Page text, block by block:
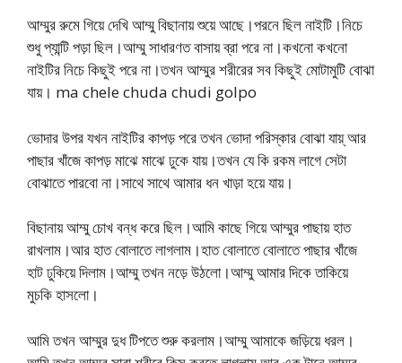
আম্মুর রুমে গিয়ে দেখি আম্মু বিছানায় শুয়ে আছে।পরনে ছিল নাইটি।নিচে
শুধু প্যান্টি পড়া ছিল।আম্মু সাধারণত বাসায় ব্রা পরে না।কখনো কখনো
নাইটির নিচে কিছুই পরে না।তখন আম্মুর শরীরের সব কিছুই মোটামুটি বোঝা
যায়। ma chele chuda chudi golpo
ভোদার উপর যখন নাইটির কাপড় পরে তখন ভোদা পরিস্কার বোঝা যায়্ আর
পাছার খাঁজে কাপড় মাঝে মাঝে ঢুকে যায়।তখন যে কি রকম লাগে সেটা
বোঝাতে পারবো না।সাথে সাথে আমার ধন খাড়া হয়ে যায়।
বিছানায় আম্মু চোখ বন্ধ করে ছিল।আমি কাছে গিয়ে আম্মুর পাছায় হাত
রাখলাম।আর হাত বোলাতে লাগলাম।হাত বোলাতে বোলাতে পাছার খাঁজে
হাট ঢুকিয়ে দিলাম।আম্মু তখন নড়ে উঠলো।আম্মু আমার দিকে তাকিয়ে
মুচকি হাসলো।
আমি তখন আম্মুর দুধ টিপতে শুরু করলাম।আম্মু আমাকে জড়িয়ে ধরল।